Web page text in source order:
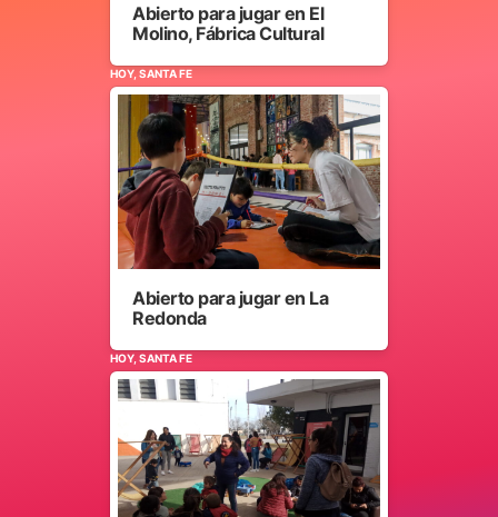
Abierto para jugar en El
Molino, Fábrica Cultural
HOY, SANTA FE
Abierto para jugar en La
Redonda
HOY, SANTA FE